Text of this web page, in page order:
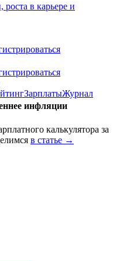
в карьере и
ЗарплатыЖурнал
инфляции
калькулятора за
в статье →